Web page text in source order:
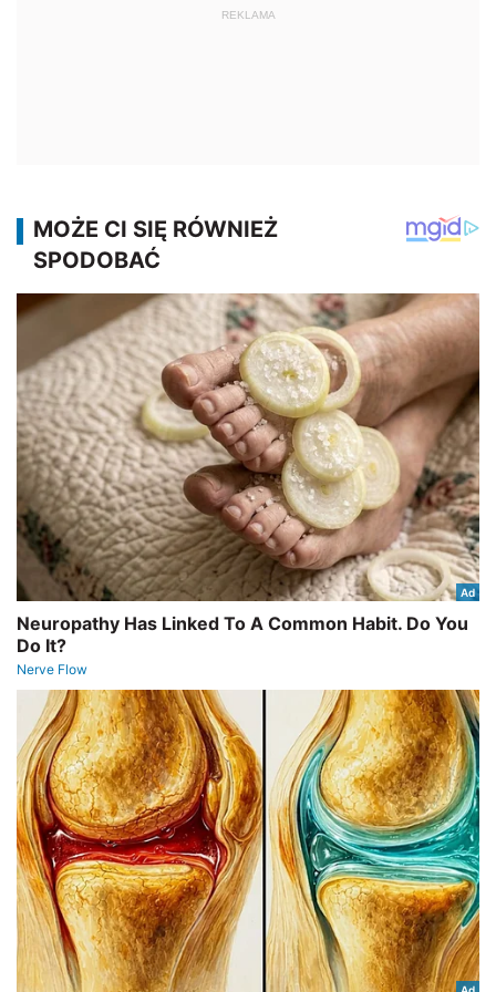
REKLAMA